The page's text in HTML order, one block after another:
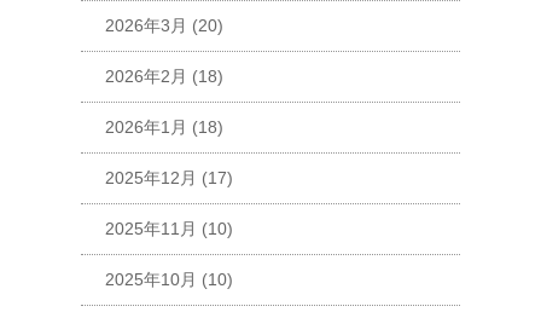
2026年3月 (20)
2026年2月 (18)
2026年1月 (18)
2025年12月 (17)
2025年11月 (10)
2025年10月 (10)